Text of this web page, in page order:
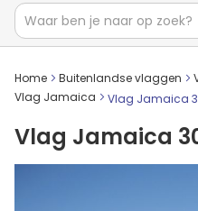
Home Buitenlandse vlaggen
Vlag Jamaica
Vlag Jamaica
Vlag Jamaica